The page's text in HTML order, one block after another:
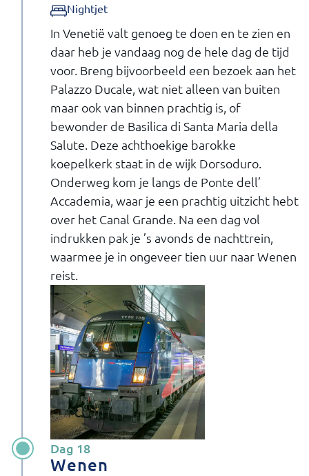
Nightjet
In Venetië valt genoeg te doen en te zien en
daar heb je vandaag nog de hele dag de tijd
voor. Breng bijvoorbeeld een bezoek aan het
Palazzo Ducale, wat niet alleen van buiten
maar ook van binnen prachtig is, of
bewonder de Basilica di Santa Maria della
Salute. Deze achthoekige barokke
koepelkerk staat in de wijk Dorsoduro.
Onderweg kom je langs de Ponte dell’
Accademia, waar je een prachtig uitzicht hebt
over het Canal Grande. Na een dag vol
indrukken pak je ’s avonds de nachttrein,
waarmee je in ongeveer tien uur naar Wenen
reist.
Dag 18
Wenen